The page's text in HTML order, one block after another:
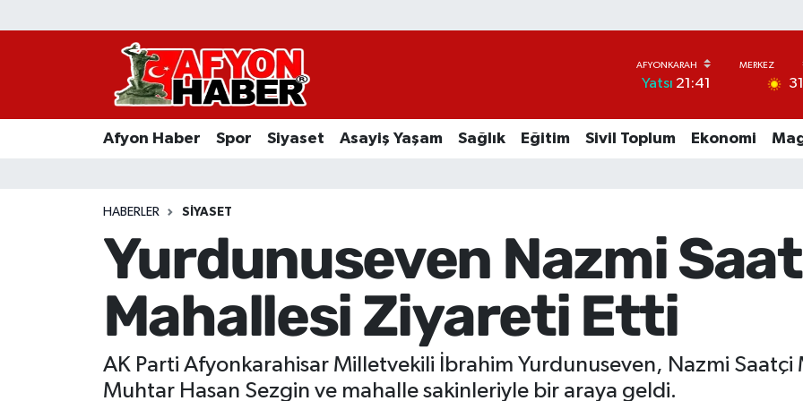
Yatsı 21:41 31
Afyon Haber Spor Siyaset Asayiş Yaşam Sağlık Eğitim Sivil Toplum Ekonomi
HABERLER SIYASET
Yurdunuseven Nazmi
Mahallesi Ziyareti Etti
AK Parti Afyonkarahisar Milletvekili İbrahim Yurdunuseven, Nazmi Saatçi
Muhtar Hasan Sezgin ve mahalle sakinleriyle bir araya geldi.
Afyon Haber
Asayiş Yaşam
Ekonomi